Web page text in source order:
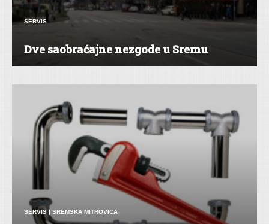
SERVIS
Dve saobraćajne nezgode u Sremu
SERVIS | SREMSKA MITROVICA